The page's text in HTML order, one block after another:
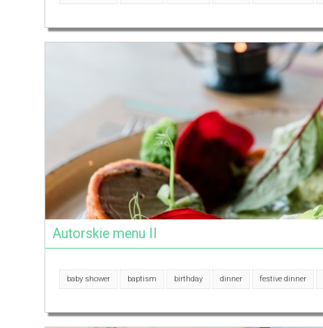
Autorskie menu II
baby shower baptism birthday dinner festive dinner